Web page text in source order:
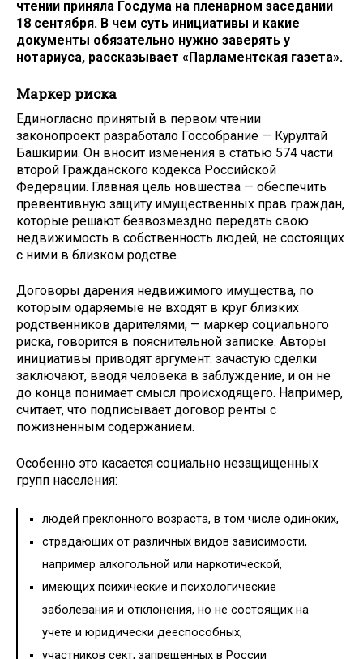
чтении приняла Госдума на пленарном заседании
18 сентября. В чем суть инициативы и какие
документы обязательно нужно заверять у
нотариуса, рассказывает «Парламентская газета».
Маркер риска
Единогласно принятый в первом чтении
законопроект разработало Госсобрание — Курултай
Башкирии. Он вносит изменения в статью 574 части
второй Гражданского кодекса Российской
Федерации. Главная цель новшества — обеспечить
превентивную защиту имущественных прав граждан,
которые решают безвозмездно передать свою
недвижимость в собственность людей, не состоящих
с ними в близком родстве.
Договоры дарения недвижимого имущества, по
которым одаряемые не входят в круг близких
родственников дарителями, — маркер социального
риска, говорится в пояснительной записке. Авторы
инициативы приводят аргумент: зачастую сделки
заключают, вводя человека в заблуждение, и он не
до конца понимает смысл происходящего. Например,
считает, что подписывает договор ренты с
пожизненным содержанием.
Особенно это касается социально незащищенных
групп населения:
людей преклонного возраста, в том числе одиноких,
страдающих от различных видов зависимости,
например алкогольной или наркотической,
имеющих психические и психологические
заболевания и отклонения, но не состоящих на
учете и юридически дееспособных,
участников сект, запрещенных в России